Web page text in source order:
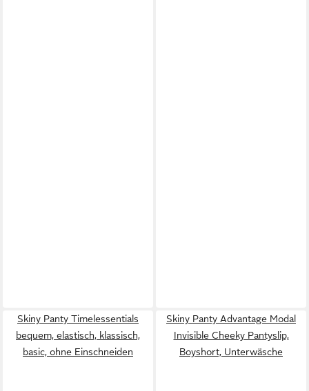
Skiny Panty Timelessentials
bequem, elastisch, klassisch,
basic, ohne Einschneiden
Skiny Panty Advantage Modal
Invisible Cheeky Pantyslip,
Boyshort, Unterwäsche